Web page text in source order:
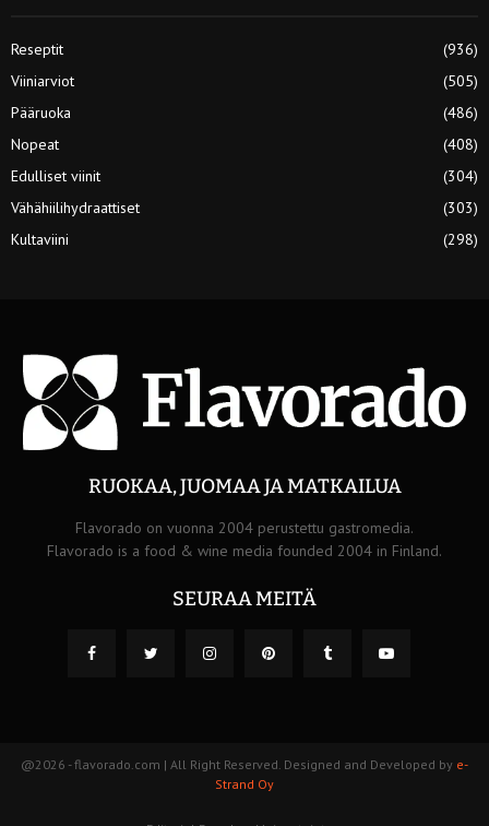
Reseptit
(936)
Viiniarviot
(505)
Pääruoka
(486)
Nopeat
(408)
Edulliset viinit
(304)
Vähähiilihydraattiset
(303)
Kultaviini
(298)
RUOKAA, JUOMAA JA MATKAILUA
Flavorado on vuonna 2004 perustettu gastromedia.
Flavorado is a food & wine media founded 2004 in Finland.
SEURAA MEITÄ
@2026 - flavorado.com | All Right Reserved. Designed and Developed by e-
Strand Oy